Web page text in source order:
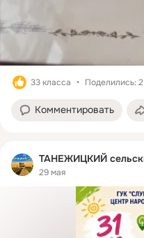
33 класса Поделились: 2
Комментировать
29 мая